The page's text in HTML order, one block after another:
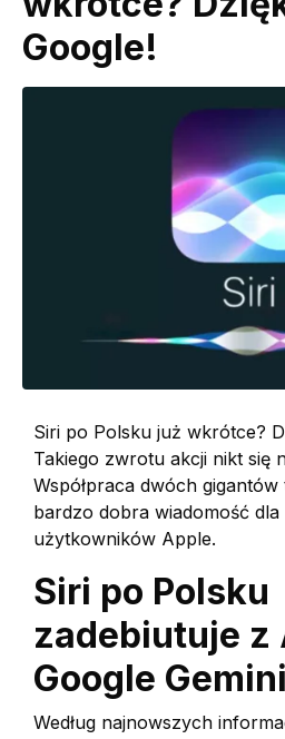
Google!
Siri po Polsku już wkrótce?
Takiego zwrotu akcji nikt się
Współpraca dwóch
bardzo dobra wiadomość
użytkowników Apple.
Siri po Polsku
zadebiutuje z
Google Gemini
Według najnowszych